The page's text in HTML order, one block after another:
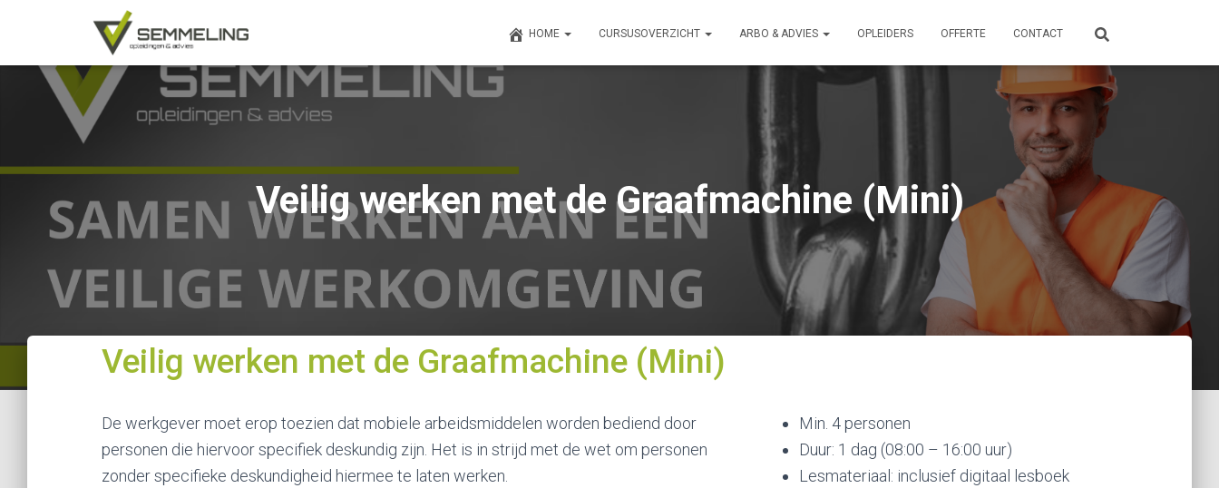
HOME CURSUSOVERZICHT ARBO & ADVIES OPLEIDERS OFFERTE CONTACT
Veilig werken met de Graafmachine (Mini)
Veilig werken met de Graafmachine (Mini)
De werkgever moet erop toezien dat mobiele arbeidsmiddelen worden bediend door
personen die hiervoor specifiek deskundig zijn. Het is in strijd met de wet om personen
zonder specifieke deskundigheid hiermee te laten werken.
Min. 4 personen
Duur: 1 dag (08:00 – 16:00 uur)
Lesmateriaal: inclusief digitaal lesboek